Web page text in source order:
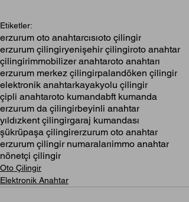
Etiketler:
erzurum oto anahtarcısıoto çilingir
erzurum çilingiryenişehir çilingiroto anahtar
çilingirimmobilizer anahtaroto anahtarı
erzurum merkez çilingirpalandöken çilingir
elektronik anahtarkayakyolu çilingir
çipli anahtaroto kumandabft kumanda
erzurum da çilingirbeyinli anahtar
yıldızkent çilingirgaraj kumandası
şükrüpaşa çilingirerzurum oto anahtar
erzurum çilingir numaralarıimmo anahtar
nönetçi çilingir
Oto Çilingir
Elektronik Anahtar